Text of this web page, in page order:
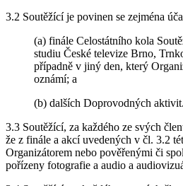
3.2 Soutěžící je povinen se zejména
(a) finále Celostátního kola
studiu České televize Brno,
případně v jiný den, který
oznámí; a
(b) dalších Doprovodných aktivit.
3.3 Soutěžící, za každého ze svých
že z finále a akcí uvedených v čl. 3.2
Organizátorem nebo pověřenými či
pořízeny fotografie a audio a